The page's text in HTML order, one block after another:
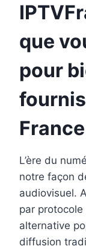
que
pour
France
L’ère du
notre façon
audiovisuel.
par
alternative
diffusion